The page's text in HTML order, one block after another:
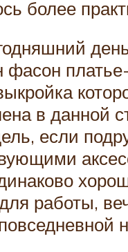
более
фасон
в данной
если
работы,